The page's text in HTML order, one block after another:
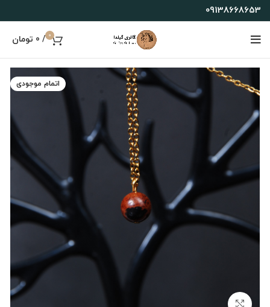
09138668653
0
/
0 تومان
اتمام موجودی